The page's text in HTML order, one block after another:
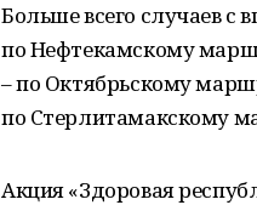
Больше всего случаев
по Нефтекамскому
– по Октябрьскому
по Стерлитамакскому
Акция «Здоровая